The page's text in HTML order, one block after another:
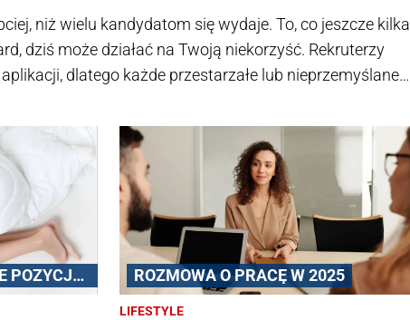
niż wielu kandydatom się wydaje. To, co jeszcze kilka
dziś może działać na Twoją niekorzyść. Rekruterzy
dlatego każde przestarzałe lub nieprzemyślane
nie zawiera błędów, które dawno przestały robić dobre
POZYCJE
ROZMOWA O PRACĘ W 2025
LIFESTYLE